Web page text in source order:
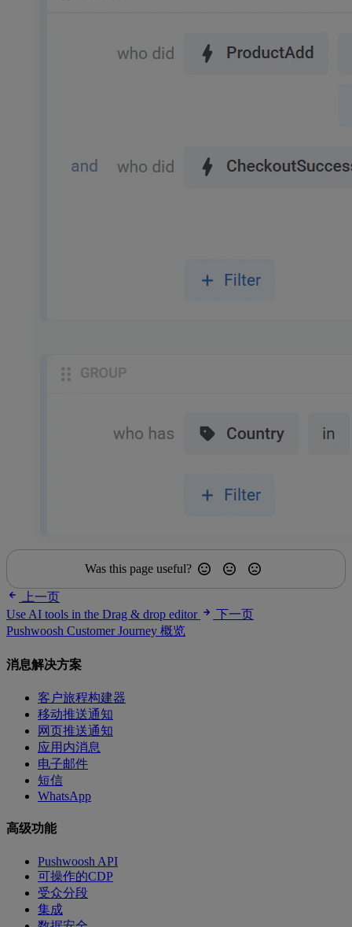
Was this page useful?
上一页
Use AI tools in the Drag & drop editor
下一页
Pushwoosh Customer Journey 概览
消息解决方案
客户旅程构建器
移动推送通知
网页推送通知
应用内消息
电子邮件
短信
WhatsApp
高级功能
Pushwoosh API
可操作的CDP
受众分段
集成